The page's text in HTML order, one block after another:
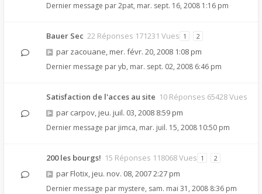
Dernier message par2pat, mar. sept. 16, 2008 1:16 pm
Bauer Sec 22 Réponses 171231 Vues 1 2
par zacouane, mer. févr. 20, 2008 1:08 pm
Dernier message paryb, mar. sept. 02, 2008 6:46 pm
Satisfaction de l'acces au site 10 Réponses 65428 Vues
par carpov, jeu. juil. 03, 2008 8:59 pm
Dernier message par jimca, mar. juil. 15, 2008 10:50 pm
200 les bourgs! 15 Réponses 118068 Vues 1 2
par Flotix, jeu. nov. 08, 2007 2:27 pm
Dernier message par mystere, sam. mai 31, 2008 8:36 pm